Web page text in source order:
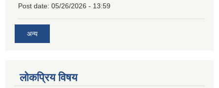
Post date: 05/26/2026 - 13:59
अन्य
लोकप्रिय विषय